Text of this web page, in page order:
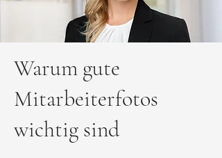
Warum gute
Mitarbeiterfotos
wichtig sind